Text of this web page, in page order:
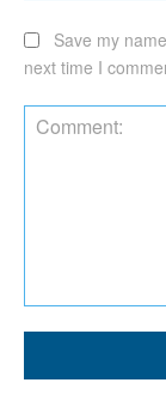
Save my
next time I